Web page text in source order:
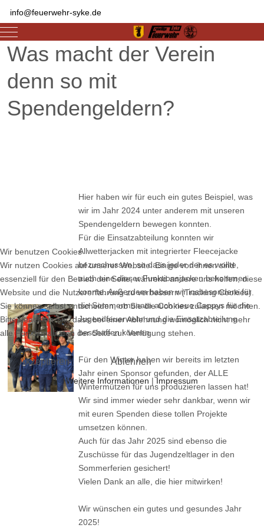
info@feuerwehr-syke.de
Mobile Menu Toggle
Was macht der Verein
denn so mit
Spendengeldern?
Hier haben wir für euch ein gutes Beispiel, was
wir im Jahr 2024 unter anderem mit unseren
Spendengeldern bewegen konnten.
Für die Einsatzabteilung konnten wir
Allwetterjacken mit integrierter Fleecejacke
bezuschussen, so dass jeder der es wollte,
auch eine dieser Funktionsjacken bekommen
konnte. Außerdem haben wir insbesondere für
die Sommermonate auch neue Cappys für die
Jugendfeuerwehr und die Einsatzabteilung
beschaffen können.
Für den Winter haben wir bereits im letzten
Jahr einen Sponsor gefunden, der ALLE
Wintermützen für uns produzieren lassen hat!
Wir sind immer wieder sehr dankbar, wenn wir
mit euren Spenden diese tollen Projekte
umsetzen können.
Auch für das Jahr 2025 sind ebenso die
Zuschüsse für das Jugendzeltlager in den
Sommerferien gesichert!
Vielen Dank an alle, die hier mitwirken!
Wir wünschen ein gutes und gesundes Jahr
2025!
Wir benutzen Cookies
Wir nutzen Cookies auf unserer Website. Einige von ihnen sind
essenziell für den Betrieb der Seite, während andere uns helfen, diese
Website und die Nutzererfahrung zu verbessern (Tracking Cookies).
Sie können selbst entscheiden, ob Sie die Cookies zulassen möchten.
Bitte beachten Sie, dass bei einer Ablehnung womöglich nicht mehr
alle Funktionalitäten der Seite zur Verfügung stehen.
Akzeptieren Ablehnen
Weitere Informationen |Impressum